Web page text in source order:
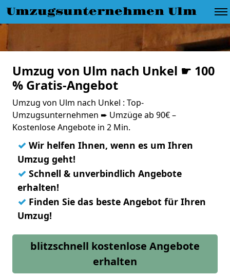
Umzugsunternehmen Ulm
Umzug von Ulm nach Unkel ☛ 100
% Gratis-Angebot
Umzug von Ulm nach Unkel : Top-
Umzugsunternehmen ➨ Umzüge ab 90€ –
Kostenlose Angebote in 2 Min.
✓ Wir helfen Ihnen, wenn es um Ihren
Umzug geht!
✓ Schnell & unverbindlich Angebote
erhalten!
✓ Finden Sie das beste Angebot für Ihren
Umzug!
blitzschnell kostenlose Angebote
erhalten